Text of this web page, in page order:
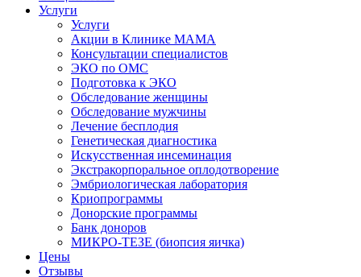
Услуги
Услуги
Акции в Клинике МАМА
Консультации специалистов
ЭКО по ОМС
Подготовка к ЭКО
Обследование женщины
Обследование мужчины
Лечение бесплодия
Генетическая диагностика
Искусственная инсеминация
Экстракорпоральное оплодотворение
Эмбриологическая лаборатория
Криопрограммы
Донорские программы
Банк доноров
МИКРО-ТЕЗЕ (биопсия яичка)
Цены
Отзывы